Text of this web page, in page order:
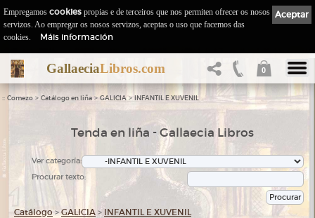
GallaeciaLibros.com 0
:: Comezo > Catálogo en liña > GALICIA> INFANTIL E XUVENIL
Tenda en liña - Gallaecia Libros
Ver categoría:
Procurar texto:
Catálogo >GALICIA > INFANTIL E XUVENIL
Aceptar
Empregamos cookies propias e de terceiros que nos permiten ofrecer os nosos
servizos. Ao empregar os nosos servizos, aceptas o uso que facemos das
cookies.
Máis información